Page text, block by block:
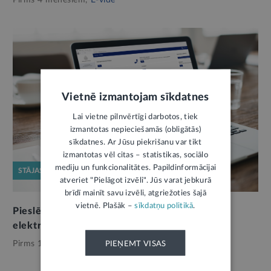
STĀJAS SPĒKĀ
Pieslēgšanās VID EDS – tikai ar drošiem
elektroniskās identifikācijas līdzekļiem
Pirms 11 mēnešiem, E-vide
Vietnē izmantojam sīkdatnes
Lai vietne pilnvērtīgi darbotos, tiek
izmantotas nepieciešamās (obligātās)
sīkdatnes. Ar Jūsu piekrišanu var tikt
izmantotas vēl citas – statistikas, sociālo
mediju un funkcionalitātes. Papildinformācijai
atveriet "Pielāgot izvēli". Jūs varat jebkurā
brīdī mainīt savu izvēli, atgriežoties šajā
vietnē. Plašāk –sīkdatņu politikā.
PIEŅEMT VISAS